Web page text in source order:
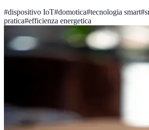
#dispositivo IoT#domotica#tecnologia smart#
pratica#efficienza energetica